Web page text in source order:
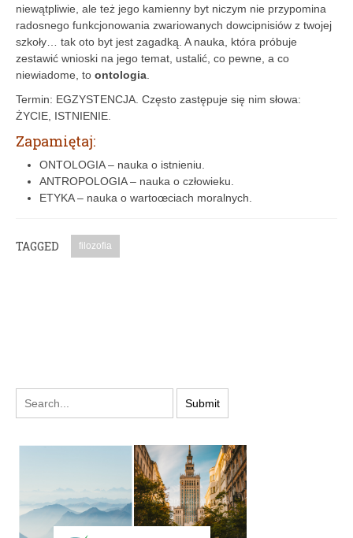
niewątpliwie, ale też jego kamienny byt niczym nie przypomina
radosnego funkcjonowania zwariowanych dowcipnisiów z twojej
szkoły… tak oto byt jest zagadką. A nauka, która próbuje
zestawić wnioski na jego temat, ustalić, co pewne, a co
niewiadome, to ontologia
Termin: EGZYSTENCJA. Często zastępuje się nim słowa:
ŻYCIE, ISTNIENIE.
Zapamiętaj:
ONTOLOGIA – nauka o istnieniu.
ANTROPOLOGIA – nauka o człowieku.
ETYKA – nauka o wartoœciach moralnych.
TAGGED filozofia